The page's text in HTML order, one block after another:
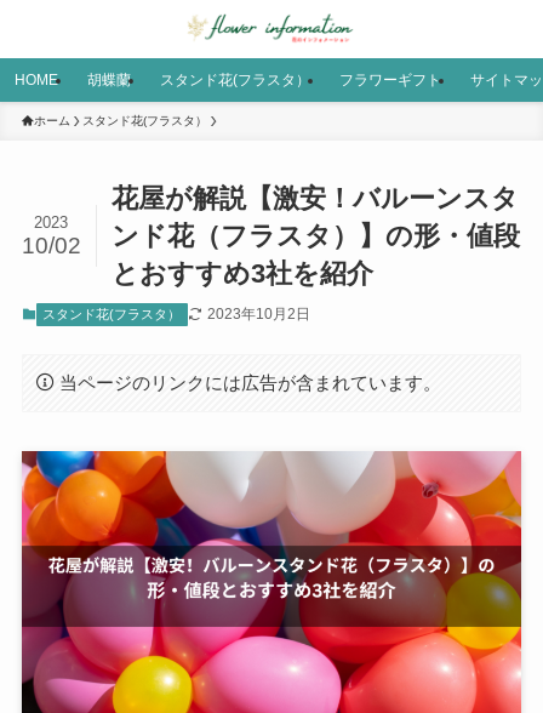
HOME 胡蝶蘭 スタンド花(フラスタ） フラワーギフト サイトマ
ホーム スタンド花(フラスタ）
花屋が解説【激安！バルーンスタ
ンド花（フラスタ）】の形・値段
とおすすめ3社を紹介
2023
10/02
スタンド花(フラスタ） 2023年10月2日
当ページのリンクには広告が含まれています。